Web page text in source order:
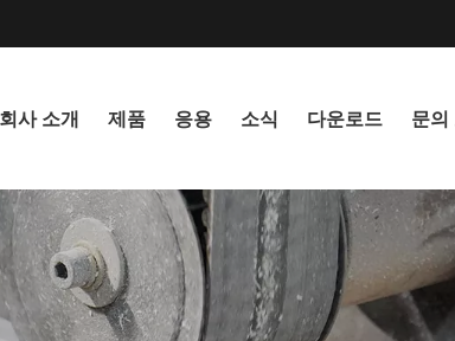
русский
Nederlands
Svenska
회사 소개 제품 응용 소식 다운로드 문의